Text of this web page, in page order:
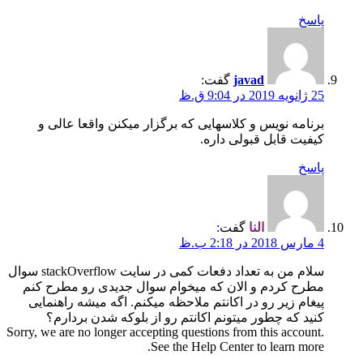
پاسخ
javad گفت:
25 ژانویه 2019 در 9:04 ق.ظ
برنامه نویس و کلاسهایی که برگزار میکنن واقعا عالی و
کیفیت قابل قبولی داره.
پاسخ
النا گفت:
4 مارس 2018 در 2:18 ب.ظ
سلام من به تعداد دفعات کمی در سایت stackOverflow سوال
مطرح کردم و الان که میخوام سوال جدیدی رو مطرح کنم
پیغام زیر رو در اکانتم ملاحظه میکنم. اگه میشه راهنمایی
کنید که چطور میتونم اکانتم رو از بلوکه شدن بردارم؟
Sorry, we are no longer accepting questions from this account.
See the Help Center to learn more.